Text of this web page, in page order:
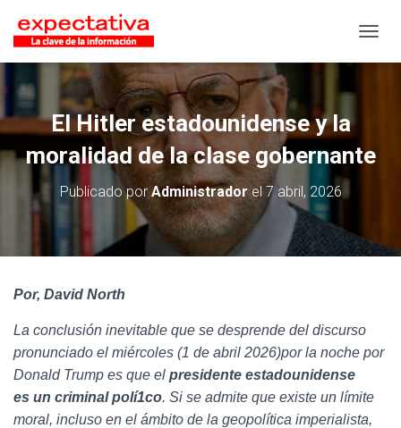
El Hitler estadounidense y la
moralidad de la clase gobernante
Publicado por Administradorel7 abril, 2026
Por, David North
La conclusión inevitable que se desprende del discurso
pronunciado el miércoles (1 de abril 2026)por la noche por
Donald Trump es que el presidente estadounidense
es un criminal polí1co. Si se admite que existe un límite
moral, incluso en el ámbito de la geopolítica imperialista,